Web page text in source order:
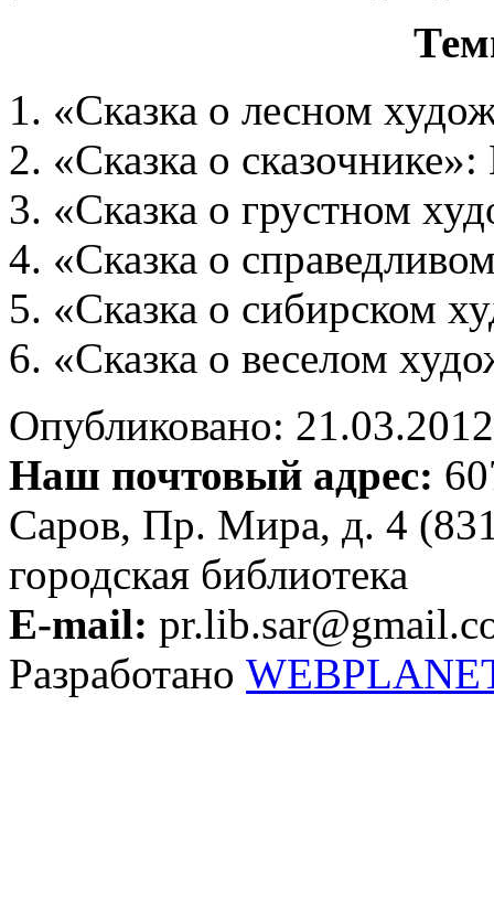
1. «Сказка о лесном
2. «Сказка о
3. «Сказка о грустном
4. «Сказка о
5. «Сказка о сибирском
6. «Сказка о веселом
Опубликовано:
Наш почтовый адрес:
Саров, Пр. Мира, д. 4
городская библиотека
E-mail:
Разработано